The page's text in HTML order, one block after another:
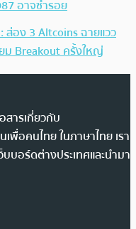
อาจซ้ำรอย
ส่อง 3 Altcoins ฉายแวว
Breakout ครั้งใหญ่
สารเกี่ยวกับ
พื่อคนไทย ในภาษาไทย เรา
บอร์ดต่างประเทศและนำมา